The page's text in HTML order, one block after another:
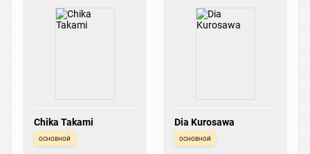
Chika Takami
основной
Dia Kurosawa
основной